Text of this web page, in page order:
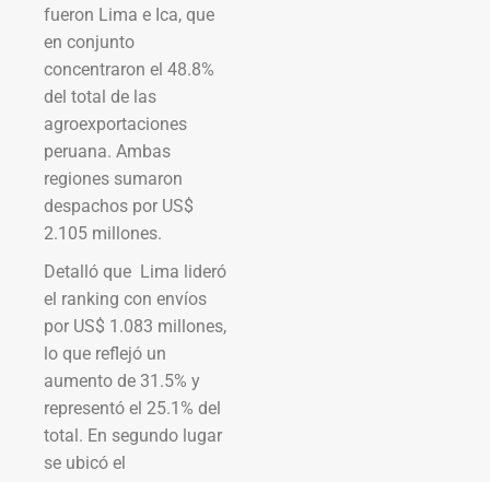
fueron Lima e Ica, que
en conjunto
concentraron el 48.8%
del total de las
agroexportaciones
peruana. Ambas
regiones sumaron
despachos por US$
2.105 millones.
Detalló que Lima lideró
el ranking con envíos
por US$ 1.083 millones,
lo que reflejó un
aumento de 31.5% y
representó el 25.1% del
total. En segundo lugar
se ubicó el